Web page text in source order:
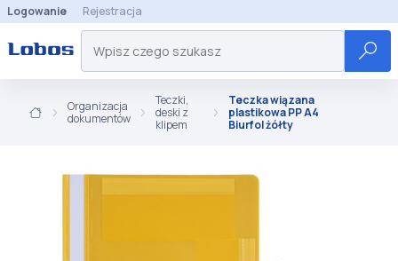
Logowanie Rejestracja
Organizacja
dokumentów
Teczki,
deski z
klipem
Teczka wiązana
plastikowa PP A4
Biurfol żółty